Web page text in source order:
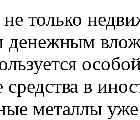
только
денежным
в
металлы